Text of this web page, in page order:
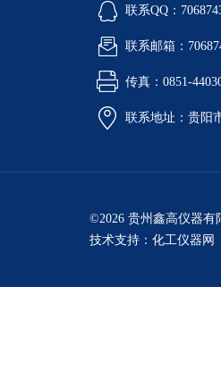
联系QQ：
联系邮箱：
传真：0851-
联系地址：贵阳
©2026 贵州鑫高仪器有
技术支持： 化工仪器网